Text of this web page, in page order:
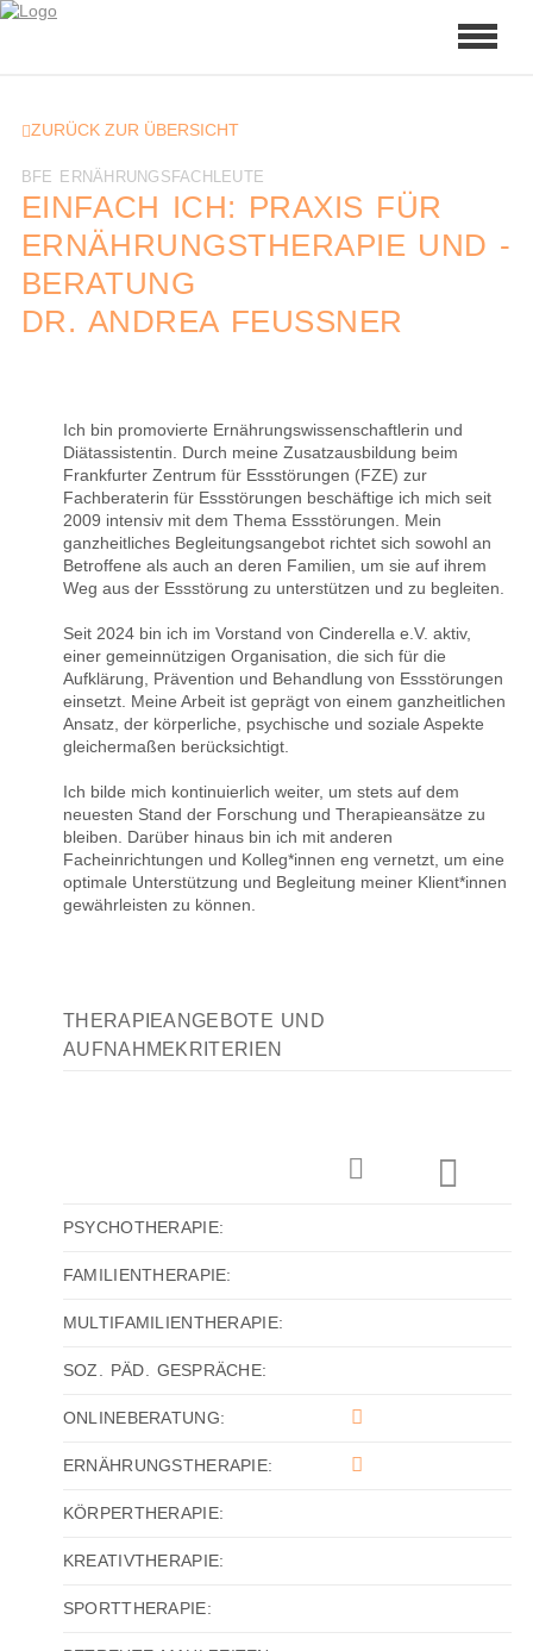
ZURÜCK ZUR ÜBERSICHT
BFE ERNÄHRUNGSFACHLEUTE
EINFACH ICH: PRAXIS FÜR
ERNÄHRUNGSTHERAPIE UND -
BERATUNG
DR. ANDREA FEUSSNER
Ich bin promovierte Ernährungswissenschaftlerin und
Diätassistentin. Durch meine Zusatzausbildung beim
Frankfurter Zentrum für Essstörungen (FZE) zur
Fachberaterin für Essstörungen beschäftige ich mich seit
2009 intensiv mit dem Thema Essstörungen. Mein
ganzheitliches Begleitungsangebot richtet sich sowohl an
Betroffene als auch an deren Familien, um sie auf ihrem
Weg aus der Essstörung zu unterstützen und zu begleiten.
Seit 2024 bin ich im Vorstand von Cinderella e.V. aktiv,
einer gemeinnützigen Organisation, die sich für die
Aufklärung, Prävention und Behandlung von Essstörungen
einsetzt. Meine Arbeit ist geprägt von einem ganzheitlichen
Ansatz, der körperliche, psychische und soziale Aspekte
gleichermaßen berücksichtigt.
Ich bilde mich kontinuierlich weiter, um stets auf dem
neuesten Stand der Forschung und Therapieansätze zu
bleiben. Darüber hinaus bin ich mit anderen
Facheinrichtungen und Kolleg*innen eng vernetzt, um eine
optimale Unterstützung und Begleitung meiner Klient*innen
gewährleisten zu können.
THERAPIEANGEBOTE UND
AUFNAHMEKRITERIEN
PSYCHOTHERAPIE:
FAMILIENTHERAPIE:
MULTIFAMILIENTHERAPIE:
SOZ. PÄD. GESPRÄCHE:
ONLINEBERATUNG:
ERNÄHRUNGSTHERAPIE:
KÖRPERTHERAPIE:
KREATIVTHERAPIE:
SPORTTHERAPIE: